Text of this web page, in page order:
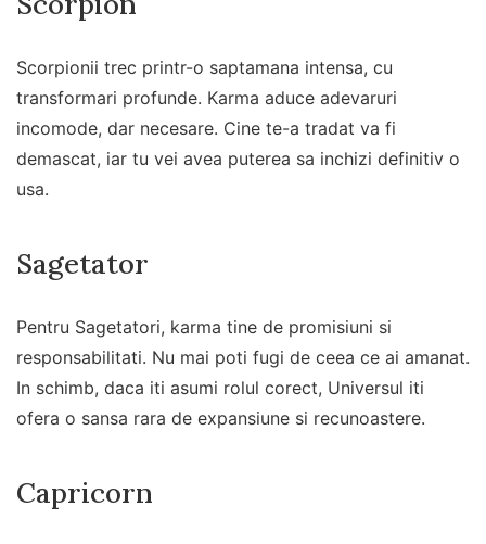
Scorpionii trec printr-o saptamana intensa, cu
transformari profunde. Karma aduce adevaruri
incomode, dar necesare. Cine te-a tradat va fi
demascat, iar tu vei avea puterea sa inchizi definitiv o
usa.
Sagetator
Pentru Sagetatori, karma tine de promisiuni si
responsabilitati. Nu mai poti fugi de ceea ce ai amanat.
In schimb, daca iti asumi rolul corect, Universul iti
ofera o sansa rara de expansiune si recunoastere.
Capricorn